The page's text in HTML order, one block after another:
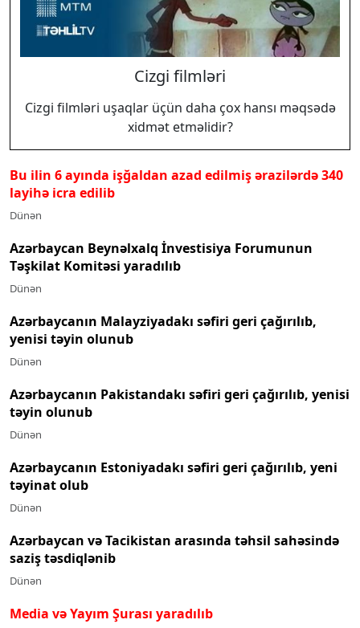
Cizgi filmləri
Cizgi filmləri uşaqlar üçün daha çox hansı məqsədə
xidmət etməlidir?
Bu ilin 6 ayında işğaldan azad edilmiş ərazilərdə 340
layihə icra edilib
Dünən
Azərbaycan Beynəlxalq İnvestisiya Forumunun
Təşkilat Komitəsi yaradılıb
Dünən
Azərbaycanın Malayziyadakı səfiri geri çağırılıb,
yenisi təyin olunub
Dünən
Azərbaycanın Pakistandakı səfiri geri çağırılıb, yenisi
təyin olunub
Dünən
Azərbaycanın Estoniyadakı səfiri geri çağırılıb, yeni
təyinat olub
Dünən
Azərbaycan və Tacikistan arasında təhsil sahəsində
saziş təsdiqlənib
Dünən
Media və Yayım Şurası yaradılıb